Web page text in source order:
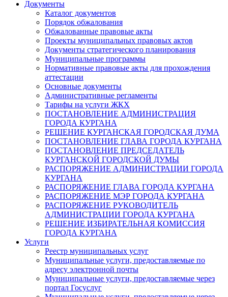
Документы
Каталог документов
Порядок обжалования
Обжалованные правовые акты
Проекты муниципальных правовых актов
Документы стратегического планирования
Муниципальные программы
Нормативные правовые акты для прохождения
аттестации
Основные документы
Административные регламенты
Тарифы на услуги ЖКХ
ПОСТАНОВЛЕНИЕ АДМИНИСТРАЦИЯ
ГОРОДА КУРГАНА
РЕШЕНИЕ КУРГАНСКАЯ ГОРОДСКАЯ ДУМА
ПОСТАНОВЛЕНИЕ ГЛАВА ГОРОДА КУРГАНА
ПОСТАНОВЛЕНИЕ ПРЕДСЕДАТЕЛЬ
КУРГАНСКОЙ ГОРОДСКОЙ ДУМЫ
РАСПОРЯЖЕНИЕ АДМИНИСТРАЦИИ ГОРОДА
КУРГАНА
РАСПОРЯЖЕНИЕ ГЛАВА ГОРОДА КУРГАНА
РАСПОРЯЖЕНИЕ МЭР ГОРОДА КУРГАНА
РАСПОРЯЖЕНИЕ РУКОВОДИТЕЛЬ
АДМИНИСТРАЦИИ ГОРОДА КУРГАНА
РЕШЕНИЕ ИЗБИРАТЕЛЬНАЯ КОМИССИЯ
ГОРОДА КУРГАНА
Услуги
Реестр муниципальных услуг
Муниципальные услуги, предоставляемые по
адресу электронной почты
Муниципальные услуги, предоставляемые через
портал Госуслуг